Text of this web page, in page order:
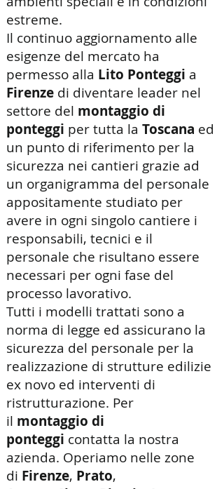
estreme.
Il continuo aggiornamento alle
esigenze del mercato ha
permesso alla Lito Ponteggi a
Firenze di diventare leader nel
settore del montaggio di
ponteggi per tutta la Toscana ed
un punto di riferimento per la
sicurezza nei cantieri grazie ad
un organigramma del personale
appositamente studiato per
avere in ogni singolo cantiere i
responsabili, tecnici e il
personale che risultano essere
necessari per ogni fase del
processo lavorativo.
Tutti i modelli trattati sono a
norma di legge ed assicurano la
sicurezza del personale per la
realizzazione di strutture edilizie
ex novo ed interventi di
ristrutturazione. Per
il montaggio di
ponteggi contatta la nostra
azienda. Operiamo nelle zone
di Firenze, Prato,